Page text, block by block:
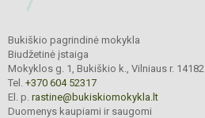
Bukiškio pagrindinė mokykla
Biudžetinė įstaiga
Mokyklos g. 1, Bukiškio k., Vilniaus r. 14182
Tel. +370 604 52317
El. p. rastine@bukiskiomokykla.lt
Duomenys kaupiami ir saugomi